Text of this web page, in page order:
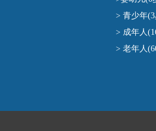
> 青少年
> 成年人
> 老年人